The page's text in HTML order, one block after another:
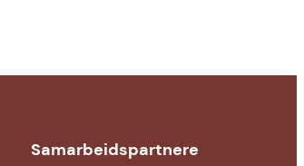
Samarbeids­partnere